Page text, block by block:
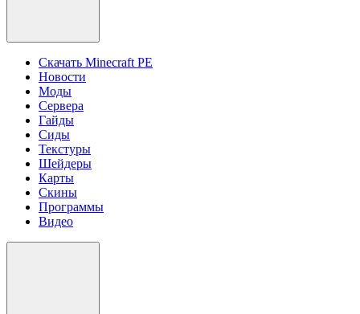
Скачать Minecraft PE
Новости
Моды
Сервера
Гайды
Сиды
Текстуры
Шейдеры
Карты
Скины
Программы
Видео